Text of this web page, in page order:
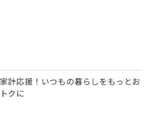
家計応援！いつもの暮らしをもっとお
トクに